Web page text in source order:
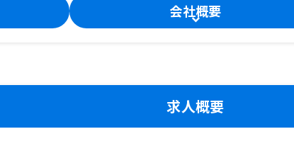
会社概要
求人概要